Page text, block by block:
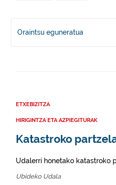
Oraintsu eguneratua
ETXEBIZITZA
HIRIGINTZA ETA AZPIEGITURAK
Katastroko
Udalerri honetako katastroko
Ubideko Udala